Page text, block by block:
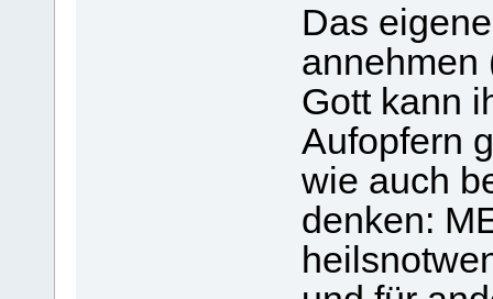
Das
annehmen
Gott kann
Aufopfern
wie auch
denken: